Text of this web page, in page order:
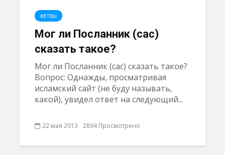
ФЕТВЫ
Мог ли Посланник (сас)
сказать такое?
Мог ли Посланник (сас) сказать такое?
Вопрос: Однажды, просматривая
исламский сайт (не буду называть,
какой), увидел ответ на следующий...
22 мая 2013 2894 Просмотрено